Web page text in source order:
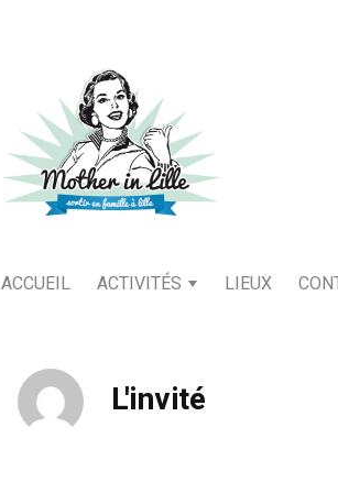
ACCUEIL ACTIVITÉS LIEUX
L'invité